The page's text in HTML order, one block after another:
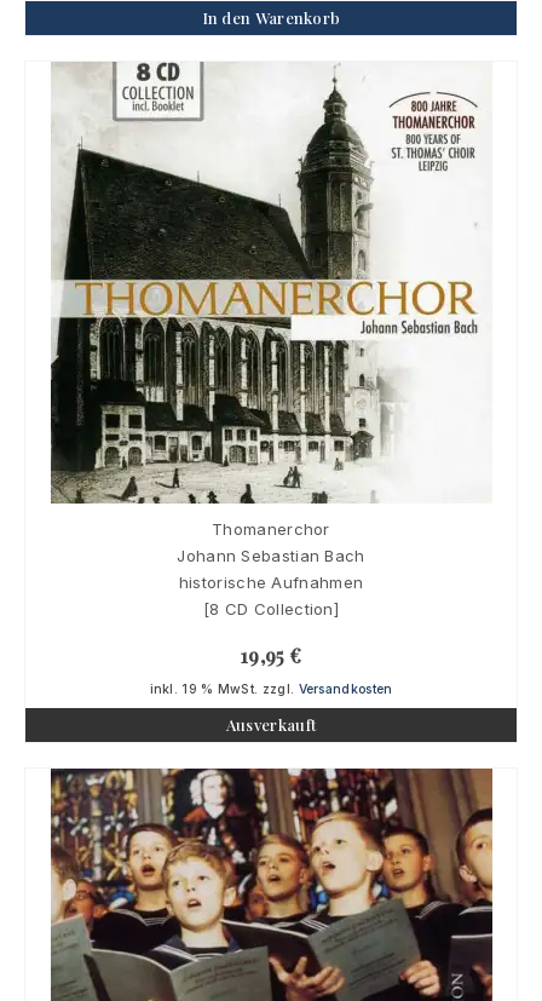
In den Warenkorb
Thomanerchor
Johann Sebastian Bach
historische Aufnahmen
[8 CD Collection]
19,95 €
inkl. 19 % MwSt. zzgl. Versandkosten
Ausverkauft